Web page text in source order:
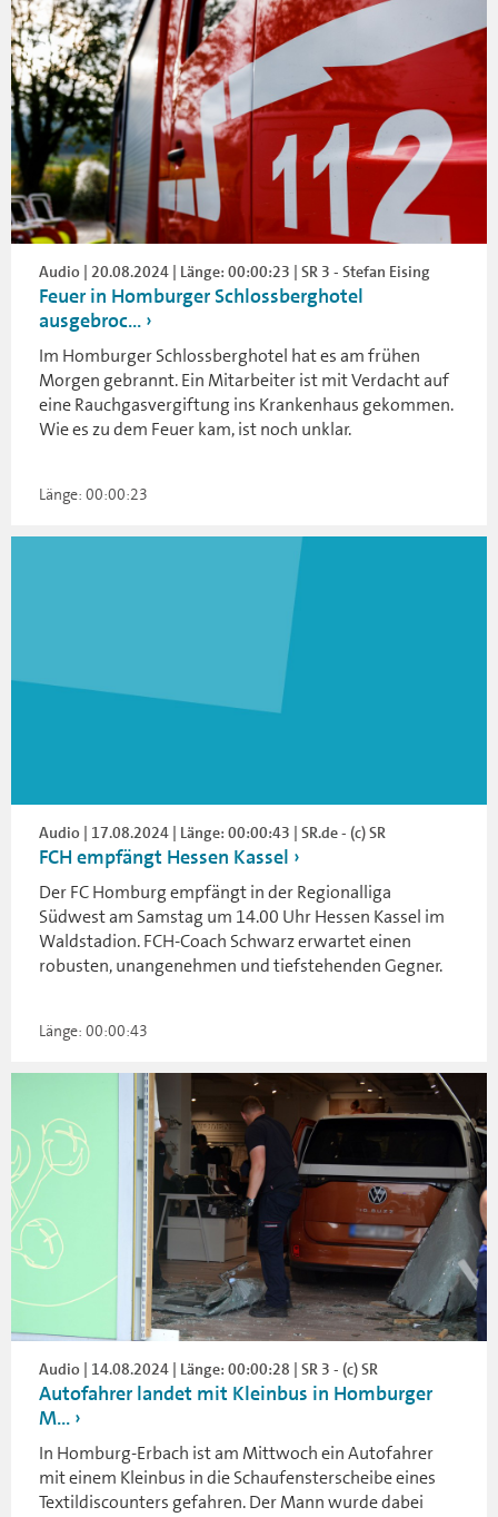
Audio | 20.08.2024 | Länge: 00:00:23 | SR 3 - Stefan Eising
Feuer in Homburger Schlossberghotel
ausgebroc...
Im Homburger Schlossberghotel hat es am frühen
Morgen gebrannt. Ein Mitarbeiter ist mit Verdacht auf
eine Rauchgasvergiftung ins Krankenhaus gekommen.
Wie es zu dem Feuer kam, ist noch unklar.
Länge: 00:00:23
Audio | 17.08.2024 | Länge: 00:00:43 | SR.de - (c) SR
FCH empfängt Hessen Kassel
Der FC Homburg empfängt in der Regionalliga
Südwest am Samstag um 14.00 Uhr Hessen Kassel im
Waldstadion. FCH-Coach Schwarz erwartet einen
robusten, unangenehmen und tiefstehenden Gegner.
Länge: 00:00:43
Audio | 14.08.2024 | Länge: 00:00:28 | SR 3 - (c) SR
Autofahrer landet mit Kleinbus in Homburger
M...
In Homburg-Erbach ist am Mittwoch ein Autofahrer
mit einem Kleinbus in die Schaufensterscheibe eines
Textildiscounters gefahren. Der Mann wurde dabei